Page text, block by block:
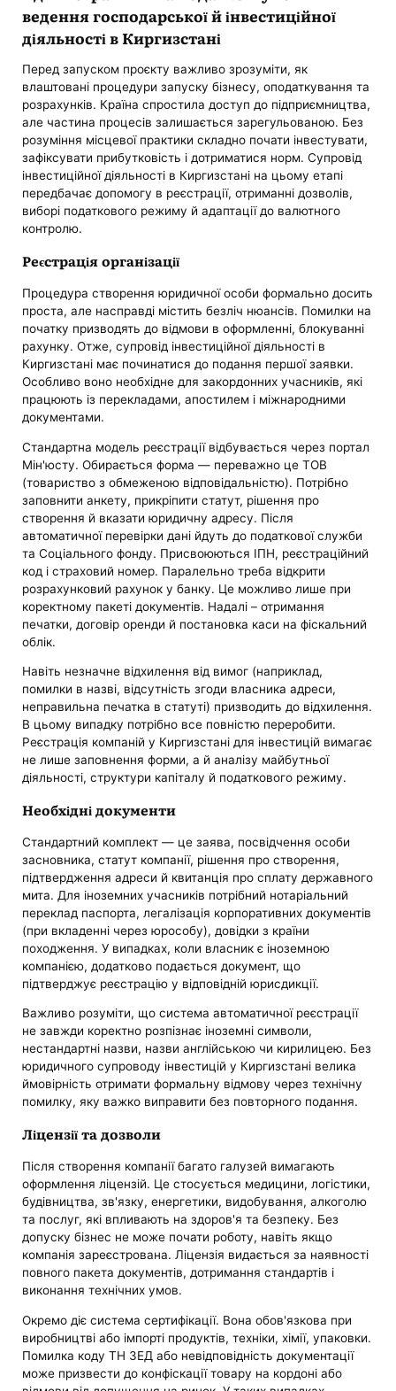
ведення господарської й інвестиційної
діяльності в Киргизстані
Перед запуском проєкту важливо зрозуміти, як
влаштовані процедури запуску бізнесу, оподаткування та
розрахунків. Країна спростила доступ до підприємництва,
але частина процесів залишається зарегульованою. Без
розуміння місцевої практики складно почати інвестувати,
зафіксувати прибутковість і дотриматися норм. Супровід
інвестиційної діяльності в Киргизстані на цьому етапі
передбачає допомогу в реєстрації, отриманні дозволів,
виборі податкового режиму й адаптації до валютного
контролю.
Реєстрація організації
Процедура створення юридичної особи формально досить
проста, але насправді містить безліч нюансів. Помилки на
початку призводять до відмови в оформленні, блокуванні
рахунку. Отже, супровід інвестиційної діяльності в
Киргизстані має починатися до подання першої заявки.
Особливо воно необхідне для закордонних учасників, які
працюють із перекладами, апостилем і міжнародними
документами.
Стандартна модель реєстрації відбувається через портал
Мін'юсту. Обирається форма — переважно це ТОВ
(товариство з обмеженою відповідальністю). Потрібно
заповнити анкету, прикріпити статут, рішення про
створення й вказати юридичну адресу. Після
автоматичної перевірки дані йдуть до податкової служби
та Соціального фонду. Присвоюються ІПН, реєстраційний
код і страховий номер. Паралельно треба відкрити
розрахунковий рахунок у банку. Це можливо лише при
коректному пакеті документів. Надалі – отримання
печатки, договір оренди й постановка каси на фіскальний
облік.
Навіть незначне відхилення від вимог (наприклад,
помилки в назві, відсутність згоди власника адреси,
неправильна печатка в статуті) призводить до відхилення.
В цьому випадку потрібно все повністю переробити.
Реєстрація компаній у Киргизстані для інвестицій вимагає
не лише заповнення форми, а й аналізу майбутньої
діяльності, структури капіталу й податкового режиму.
Необхідні документи
Стандартний комплект — це заява, посвідчення особи
засновника, статут компанії, рішення про створення,
підтвердження адреси й квитанція про сплату державного
мита. Для іноземних учасників потрібний нотаріальний
переклад паспорта, легалізація корпоративних документів
(при вкладенні через юрособу), довідки з країни
походження. У випадках, коли власник є іноземною
компанією, додатково подається документ, що
підтверджує реєстрацію у відповідній юрисдикції.
Важливо розуміти, що система автоматичної реєстрації
не завжди коректно розпізнає іноземні символи,
нестандартні назви, назви англійською чи кирилицею. Без
юридичного супроводу інвестицій у Киргизстані велика
ймовірність отримати формальну відмову через технічну
помилку, яку важко виправити без повторного подання.
Ліцензії та дозволи
Після створення компанії багато галузей вимагають
оформлення ліцензій. Це стосується медицини, логістики,
будівництва, зв'язку, енергетики, видобування, алкоголю
та послуг, які впливають на здоров'я та безпеку. Без
допуску бізнес не може почати роботу, навіть якщо
компанія зареєстрована. Ліцензія видається за наявності
повного пакета документів, дотримання стандартів і
виконання технічних умов.
Окремо діє система сертифікації. Вона обов'язкова при
виробництві або імпорті продуктів, техніки, хімії, упаковки.
Помилка коду ТН ЗЕД або невідповідність документації
може призвести до конфіскації товару на кордоні або